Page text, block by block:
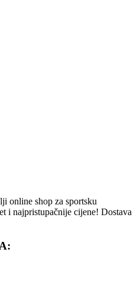
online shop za sportsku
i najpristupačnije cijene! Dostava